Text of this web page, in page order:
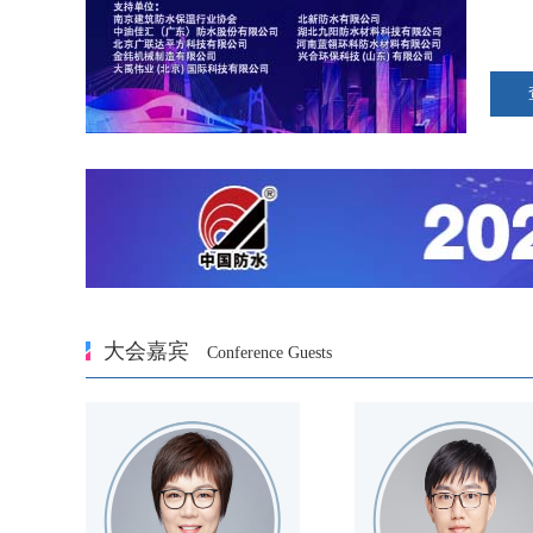
大会嘉宾 Conference Guests